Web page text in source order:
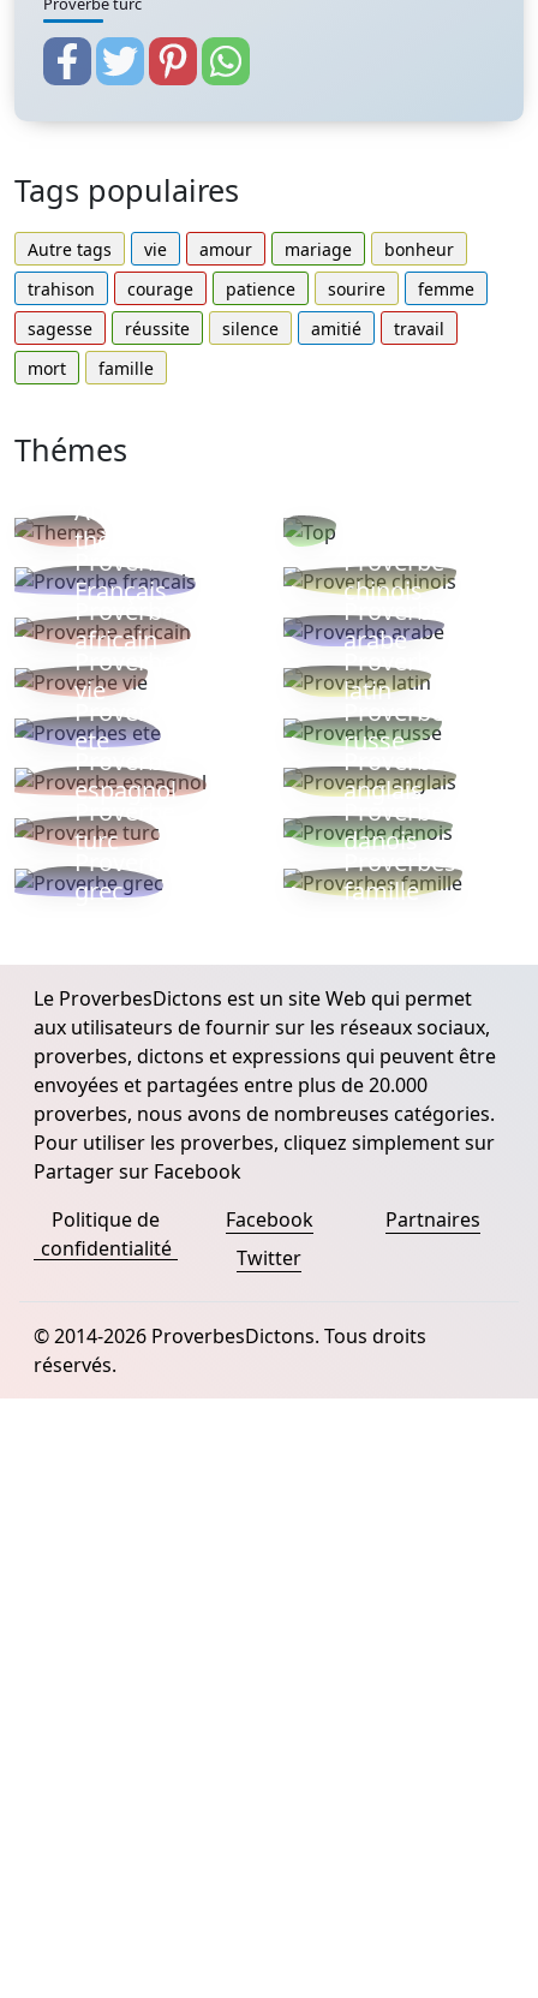
Tags populaires
Autre tags vie amour mariage
bonheur
trahison
courage patience sourire
femme
sagesse
réussite silence amitié
travail
mort
famille
Thémes
Autres
thèmes
Proverbe
Français
Proverbe
chinois
Proverbe
africain
Proverbe
arabe
Proverbe
vie
Proverbe
latin
Proverbes
ete
Proverbe
russe
Proverbe
espagnol
Proverbe
anglais
Proverbe
turc
Proverbe
danois
Proverbe
grec
Proverbes
famille
Le ProverbesDictons est un site Web qui permet
aux utilisateurs de fournir sur les réseaux sociaux,
proverbes, dictons et expressions qui peuvent être
envoyées et partagées entre plus de 20.000
proverbes, nous avons de nombreuses catégories.
Pour utiliser les proverbes, cliquez simplement sur
Partager sur Facebook
Politique de
confidentialité
Facebook
Twitter
Partnaires
© 2014-2026 ProverbesDictons. Tous droits
réservés.